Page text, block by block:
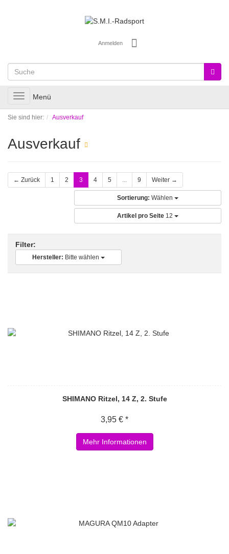
Anmelden
Toggle
navigation
Menü
Sie sind hier: Ausverkauf
Ausverkauf
← Zurück 1 2 3 4 5 ... 9 Weiter →
Sortierung: Wählen
Artikel pro Seite 12
Filter:
Hersteller: Bitte wählen
SHIMANO Ritzel, 14 Z, 2. Stufe
3,95 € *
Mehr Informationen